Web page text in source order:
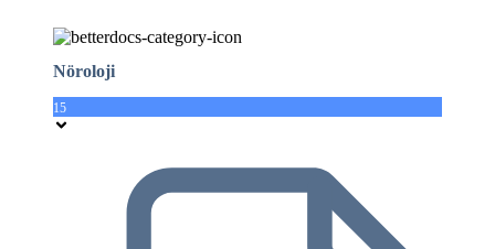
Nöroloji
15